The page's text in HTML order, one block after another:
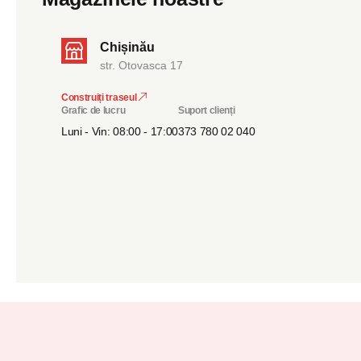
Chișinău
str. Otovasca 17
Construiți traseul
Grafic de lucru
Luni - Vin: 08:00 - 17:00
Suport clienți
373 780 02 040